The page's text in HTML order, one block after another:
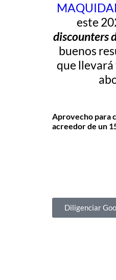
este
discounters
buenos
que
Aprovecho para
acreedor de un
Diligenciar